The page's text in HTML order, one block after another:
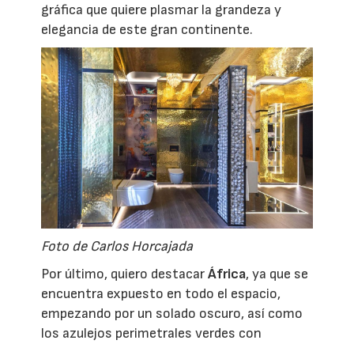
gráfica que quiere plasmar la grandeza y
elegancia de este gran continente.
Foto de Carlos Horcajada
Por último, quiero destacarÁfrica, ya que se
encuentra expuesto en todo el espacio,
empezando por un solado oscuro, así como
los azulejos perimetrales verdes con